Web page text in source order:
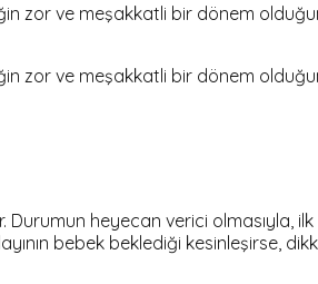
zor ve meşakkatli bir dönem
zor ve meşakkatli bir dönem
heyecan verici olmasıyla,
bebek beklediği kesinleşirse,